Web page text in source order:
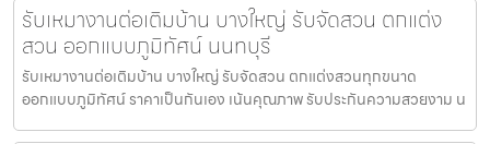
รับเหมางานต่อเติมบ้าน บางใหญ่ รับจัดสวน ตกแต่ง
สวน ออกแบบภูมิทัศน์ นนทบุรี
รับเหมางานต่อเติมบ้าน บางใหญ่ รับจัดสวน ตกแต่งสวนทุกขนาด
ออกแบบภูมิทัศน์ ราคาเป็นกันเอง เน้นคุณภาพ รับประกันความสวยงาม น